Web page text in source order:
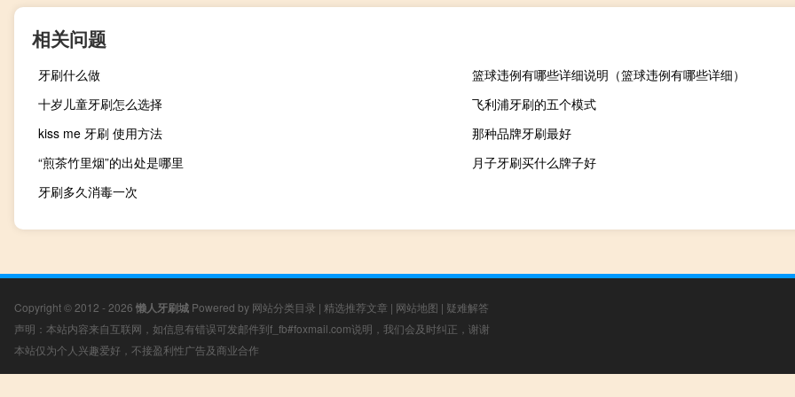
相关问题
牙刷什么做
篮球违例有哪些详细说明（篮球违例有哪些详细）
十岁儿童牙刷怎么选择
飞利浦牙刷的五个模式
kiss me 牙刷 使用方法
那种品牌牙刷最好
“煎茶竹里烟”的出处是哪里
月子牙刷买什么牌子好
牙刷多久消毒一次
Copyright © 2012 - 2026 懒人牙刷城 Powered by 网站分类目录 | 精选推荐文章 | 网站地图 | 疑难解答
声明：本站内容来自互联网，如信息有错误可发邮件到f_fb#foxmail.com说明，我们会及时纠正，谢谢
本站仅为个人兴趣爱好，不接盈利性广告及商业合作